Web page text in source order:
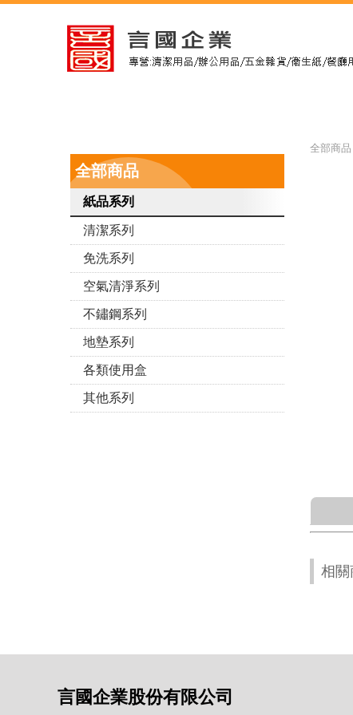
全部商品
紙品系列
清潔系列
免洗系列
空氣清淨系列
不鏽鋼系列
地墊系列
各類使用盒
其他系列
全部商
相關
言國企業股份有限公司